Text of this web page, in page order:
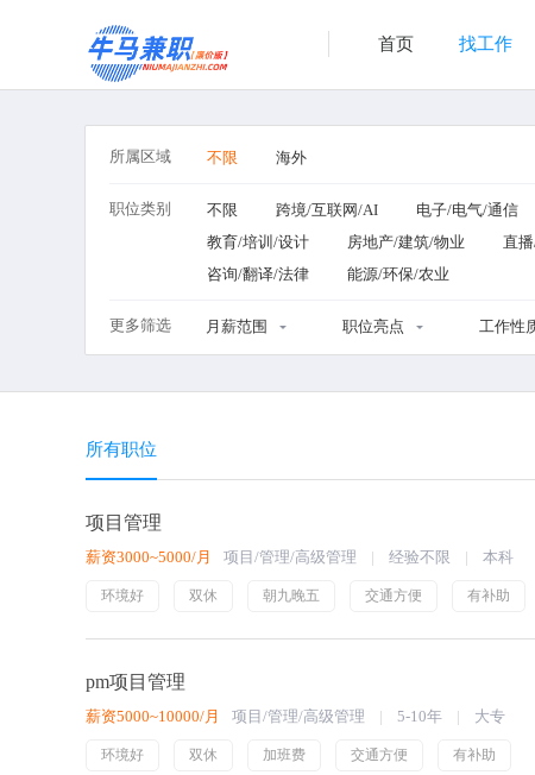
首页 找工作
所属区域 不限 海外
职位类别 不限 跨境/互联网/AI 电子/电气/通信
教育/培训/设计
房地产/建筑/物业 直
咨询/翻译/法律
能源/环保/农业
更多筛选 月薪范围 职位亮点 工作性
所有职位
项目管理
薪资3000~5000/月 项目/管理/高级管理 经验不限 本科
环境好 双休 朝九晚五 交通方便 有补助
pm项目管理
薪资5000~10000/月 项目/管理/高级管理 5-10年 大专
环境好 双休 加班费 交通方便 有补助